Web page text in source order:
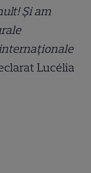
Și am
Lucélia